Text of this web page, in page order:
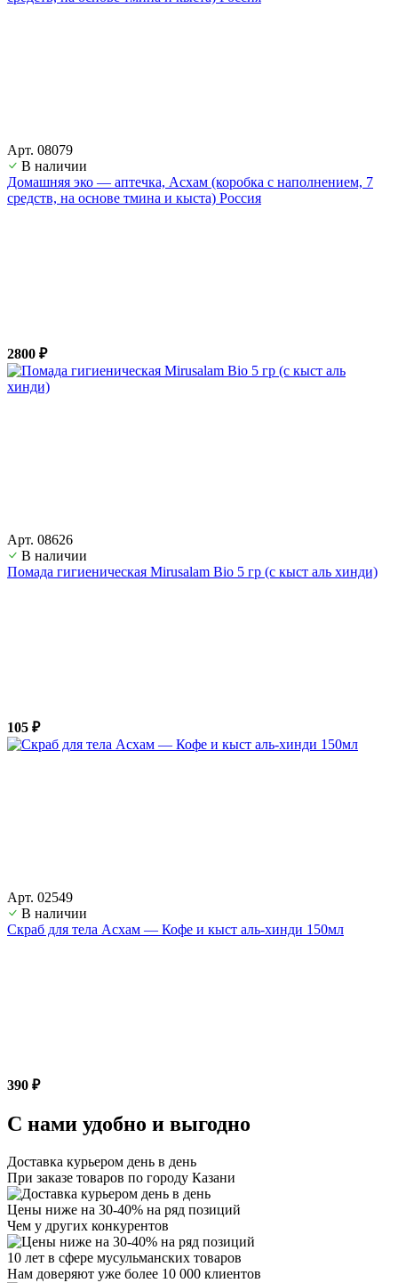
Арт. 08079
В наличии
Домашняя эко — аптечка, Асхам (коробка с наполнением, 7
средств, на основе тмина и кыста) Россия
2800 ₽
Арт. 08626
В наличии
Помада гигиеническая Mirusalam Bio 5 гр (с кыст аль хинди)
105 ₽
Арт. 02549
В наличии
Скраб для тела Асхам — Кофе и кыст аль-хинди 150мл
390 ₽
С нами удобно и выгодно
Доставка курьером день в день
При заказе товаров по городу Казани
Цены ниже на 30-40% на ряд позиций
Чем у других конкурентов
10 лет в сфере мусульманских товаров
Нам доверяют уже более 10 000 клиентов